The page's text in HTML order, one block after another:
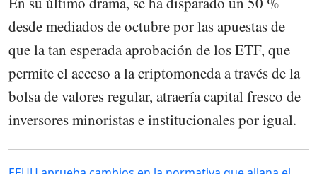
desde mediados de octubre por las apuestas de
que la tan esperada aprobación de los ETF, que
permite el acceso a la criptomoneda a través de la
bolsa de valores regular, atraería capital fresco de
inversores minoristas e institucionales por igual.